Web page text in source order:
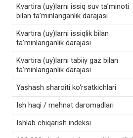
Kvartira (uy)larni issiq suv ta’minoti
bilan ta’minlanganlik darajasi
Kvartira (uy)larni issiqlik bilan
ta’minlanganlik darajasi
Kvartira (uy)larni tabiiy gaz bilan
ta’minlanganlik darajasi
Yashash sharoiti ko‘rsatkichlari
Ish haqi / mehnat daromadlari
Ishlab chiqarish indeksi